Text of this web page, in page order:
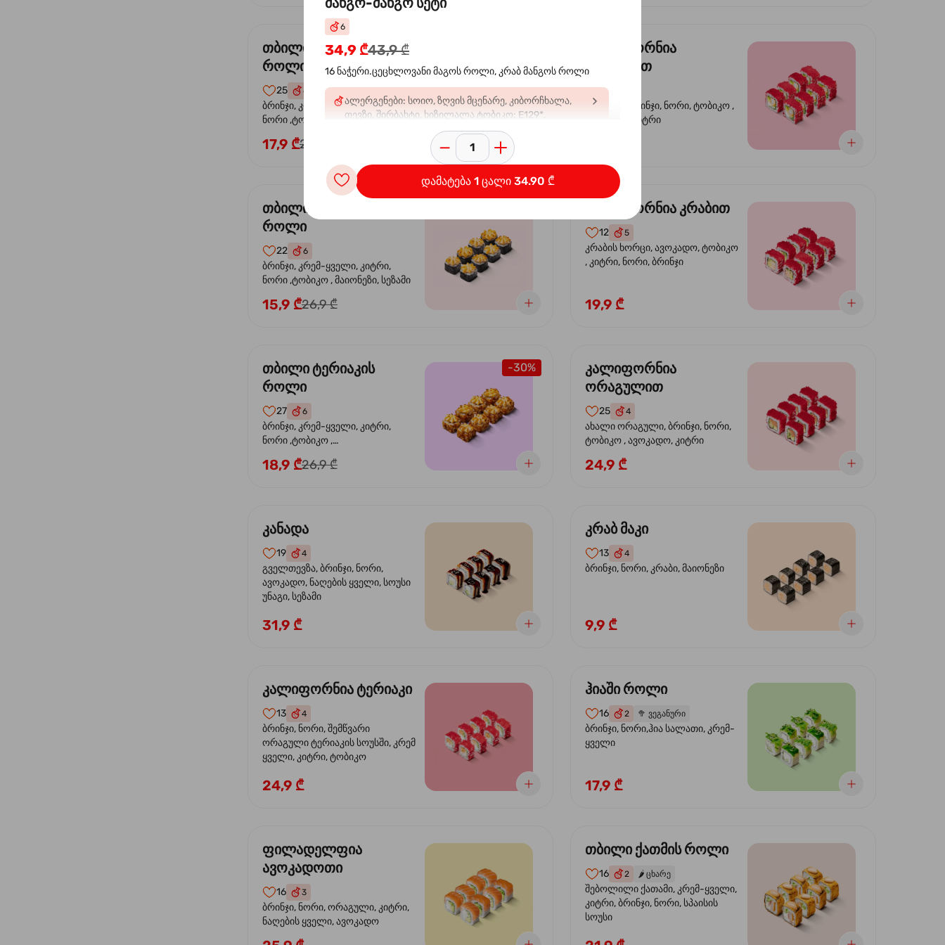
თბილი ორაგულის
როლი
25 6
ბრინჯი, კრემ-ყველი, კიტრი,
ნორი ,ტობიკო , მაიონეზი,
ფოთოლი
17,9 ₾24,9 ₾
კალიფორნია
კრევეტით
14
კრევეტი, ბრინჯი, ნორი, ტობიკო ,
ავოკადო, კიტრი
თბილი სიყვარული
როლი
22 6
ბრინჯი, კრემ-ყველი, კიტრი,
ნორი ,ტობიკო , მაიონეზი, სეზამი
15,9 ₾26,9 ₾
კალიფორნია კრაბით
12 5
კრაბის ხორცი, ავოკადო, ტობიკო
, კიტრი, ნორი, ბრინჯი
19,9 ₾
-30%
თბილი ტერიაკის
როლი
27 6
ბრინჯი, კრემ-ყველი, კიტრი,
ნორი ,ტობიკო ,
სეზამი, ტერიაკის სოუსი
18,9 ₾26,9 ₾
კალიფორნია
ორაგულით
25 4
ახალი ორაგული, ბრინჯი, ნორი,
ტობიკო , ავოკადო, კიტრი
24,9 ₾
კანადა
19 4
გველთევზა, ბრინჯი, ნორი,
ავოკადო, ნაღების ყველი, სოუსი
უნაგი, სეზამი
31,9 ₾
კრაბ მაკი
13 4
ბრინჯი, ნორი, კრაბი, მაიონეზი
9,9 ₾
კალიფორნია ტერიაკი
13 4
ბრინჯი, ნორი, შემწვარი
ორაგული ტერიაკის სოუსში, კრემ
ყველი, კიტრი, ტობიკო
24,9 ₾
ჰიაში როლი
16 2 🥦 ვეგანური
ბრინჯი, ნორი,ჰია სალათი, კრემ-
ყველი
17,9 ₾
ფილადელფია
ავოკადოთი
16 3
ბრინჯი, ნორი, ორაგული, კიტრი,
ნაღების ყველი, ავოკადო
თბილი ქათმის როლი
16 2 🌶️ ცხარე
შებოლილი ქათამი, კრემ-ყველი,
კიტრი, ბრინჯი, ნორი, სპაისის
სოუსი
6
34,9 ₾43,9 ₾
16 ნაჭერი.ცეცხლოვანი მაგოს როლი, კრაბ მანგოს როლი
ალერგენები: სოიო, ზღვის მცენარე, კიბორჩხალა,
თევზი, შირბახტი, ხიზილალა ტობიკო: E129*.
შეიძლება უარყოფითი გავლენა იქონიოს ბავშვებში
აქტივობასა და ყურადღებაზ
დამატება 1 ცალი 34.90 ₾